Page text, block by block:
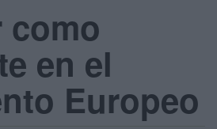
como
en el
Europeo